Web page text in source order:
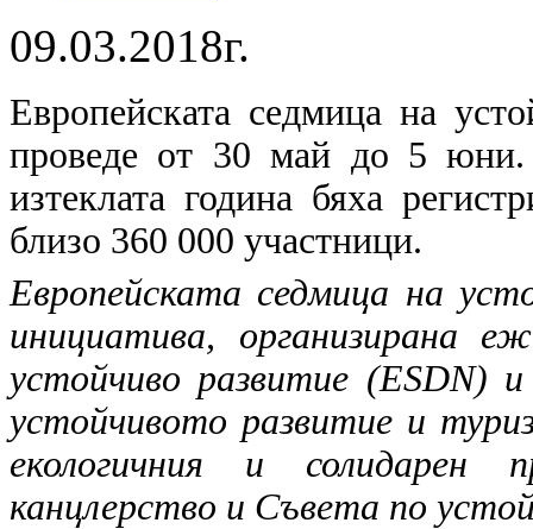
09.03.2018г.
Европейската седмица на
проведе от 30 май до 5 юни.
изтеклата година бяха
близо 360 000 участници.
Европейската седмица на
инициатива, организирана
устойчиво развитие (ESDN)
устойчивото развитие и
екологичния и солидарен
канцлерство и Съвета по